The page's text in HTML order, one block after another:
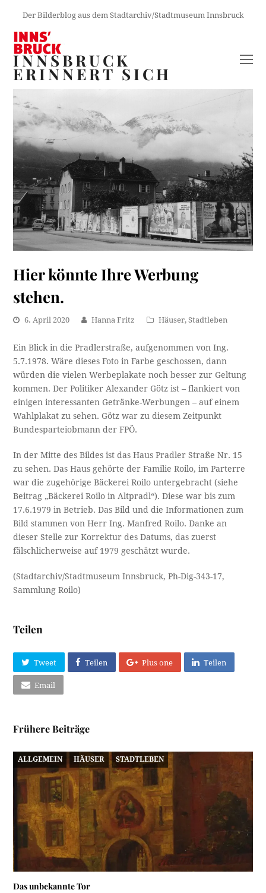
Der Bilderblog aus dem Stadtarchiv/Stadtmuseum Innsbruck
INNSBRUCK
ERINNERT SICH
Hier könnte Ihre Werbung
stehen.
6. April 2020 Hanna Fritz Häuser,Stadtleben
Ein Blick in die Pradlerstraße, aufgenommen von Ing.
5.7.1978. Wäre dieses Foto in Farbe geschossen, dann
würden die vielen Werbeplakate noch besser zur Geltung
kommen. Der Politiker Alexander Götz ist – flankiert von
einigen interessanten Getränke-Werbungen – auf einem
Wahlplakat zu sehen. Götz war zu diesem Zeitpunkt
Bundesparteiobmann der FPÖ.
In der Mitte des Bildes ist das Haus Pradler Straße Nr. 15
zu sehen. Das Haus gehörte der Familie Roilo, im Parterre
war die zugehörige Bäckerei Roilo untergebracht (siehe
Beitrag „Bäckerei Roilo in Altpradl“). Diese war bis zum
17.6.1979 in Betrieb. Das Bild und die Informationen zum
Bild stammen von Herr Ing. Manfred Roilo. Danke an
dieser Stelle zur Korrektur des Datums, das zuerst
fälschlicherweise auf 1979 geschätzt wurde.
(Stadtarchiv/Stadtmuseum Innsbruck, Ph-Dig-343-17,
Sammlung Roilo)
Teilen
Tweet Teilen Plus one Teilen
Email
Frühere Beiträge
ALLGEMEIN HÄUSER STADTLEBEN
Das unbekannte Tor